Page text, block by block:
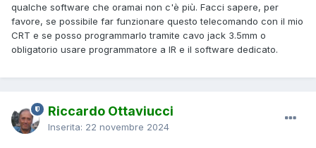
qualche software che oramai non c'è più. Facci sapere, per
favore, se possibile far funzionare questo telecomando con il mio
CRT e se posso programmarlo tramite cavo jack 3.5mm o
obligatorio usare programmatore a IR e il software dedicato.
Riccardo Ottaviucci
Inserita: 22 novembre 2024